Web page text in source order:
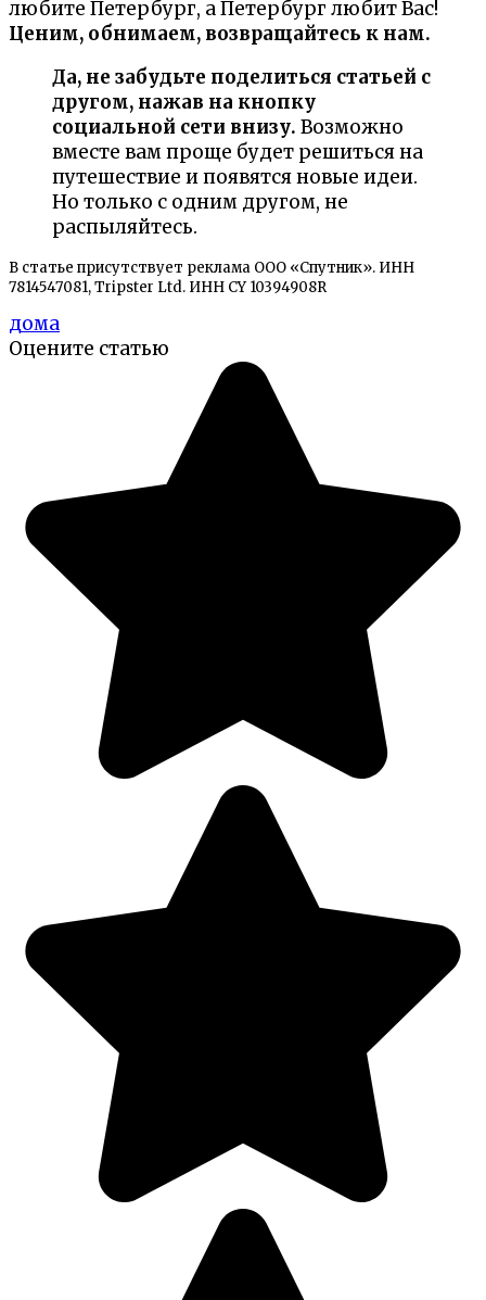
любите Петербург, а Петербург любит Вас!
Ценим, обнимаем, возвращайтесь к нам.
Да, не забудьте поделиться статьей с
другом, нажав на кнопку
социальной сети внизу. Возможно
вместе вам проще будет решиться на
путешествие и появятся новые идеи.
Но только с одним другом, не
распыляйтесь.
В статье присутствует реклама ООО «Спутник». ИНН
7814547081, Tripster Ltd. ИНН CY 10394908R
дома
Оцените статью